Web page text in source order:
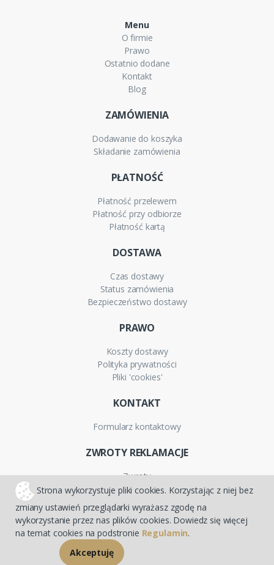
Strona wykorzystuje pliki cookies. Korzystając z niej bez
zmiany ustawień przeglądarki wyrażasz zgodę na
wykorzystanie przez nas plików cookies. Dowiedz się więcej
na temat cookies na podstronie Regulamin.
Akceptuję
Menu
O firmie
Prawo
Ostatnio dodane
Kontakt
Blog
ZAMÓWIENIA
Dodawanie do koszyka
Składanie zamówienia
PŁATNOŚĆ
Płatność przelewem
Płatność przy odbiorze
Płatność kartą
DOSTAWA
Czas dostawy
Status zamówienia
Bezpieczeństwo dostawy
PRAWO
Koszty dostawy
Polityka prywatności
Pliki 'cookies'
KONTAKT
Formularz kontaktowy
ZWROTY REKLAMACJE
Zwroty
Reklamacje
Gwarancja
Sklepy internetowe CStore